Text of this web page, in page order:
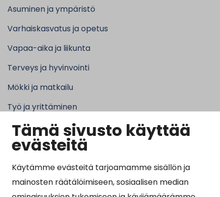
Tämä sivusto käyttää
evästeitä
Käytämme evästeitä tarjoamamme sisällön ja
mainosten räätälöimiseen, sosiaalisen median
Asuminen ja ympäristö
Varhaiskasvatus ja opetus
Vapaa-aika ja liikunta
Terveys ja hyvinvointi
Mökki ja matkailu
Työ ja yrittäminen
Kunta ja hallinto
Suosituimmat sivut